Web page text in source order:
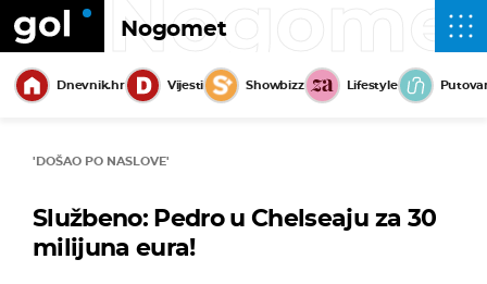
Nogomet
Dnevnik.hr Vijesti Showbizz Lifestyle
'DOŠAO PO NASLOVE'
Službeno: Pedro u Chelseaju za 30
milijuna eura!